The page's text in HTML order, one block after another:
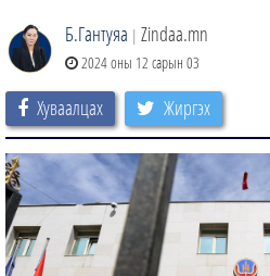
Б.Гантуяа | Zindaa.mn
2024 оны 12 сарын 03
Хуваалцах Жиргэх